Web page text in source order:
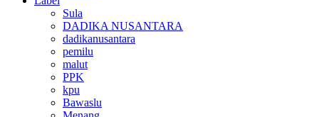
Sula
DADIKA NUSANTARA
dadikanusantara
pemilu
malut
PPK
kpu
Bawaslu